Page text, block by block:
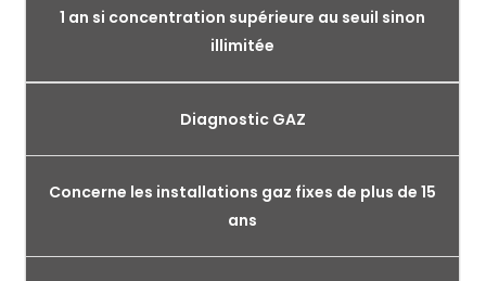
1 an si concentration supérieure au seuil sinon
illimitée
Diagnostic GAZ
Concerne les installations gaz fixes de plus de 15
ans